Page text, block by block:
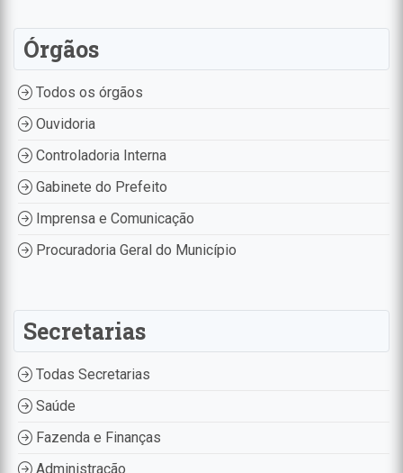
Órgãos
Todos os órgãos
Ouvidoria
Controladoria Interna
Gabinete do Prefeito
Imprensa e Comunicação
Procuradoria Geral do Município
Secretarias
Todas Secretarias
Saúde
Fazenda e Finanças
Administração